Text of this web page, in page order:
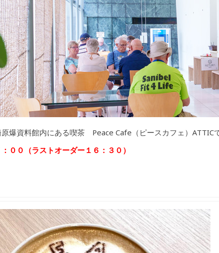
爆資料館内にある喫茶 Peace Cafe（ピースカフェ）ATTIC
００（ラストオーダー１６：３０）